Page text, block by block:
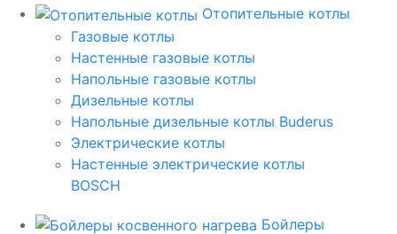
Отопительные котлы
Газовые котлы
Настенные газовые котлы
Напольные газовые котлы
Дизельные котлы
Напольные дизельные котлы Buderus
Электрические котлы
Настенные электрические котлы
BOSCH
Бойлеры